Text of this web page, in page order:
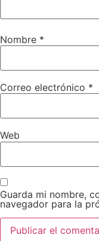
Nombre *
Correo electrónico *
Web
Guarda mi nombre,
navegador para la